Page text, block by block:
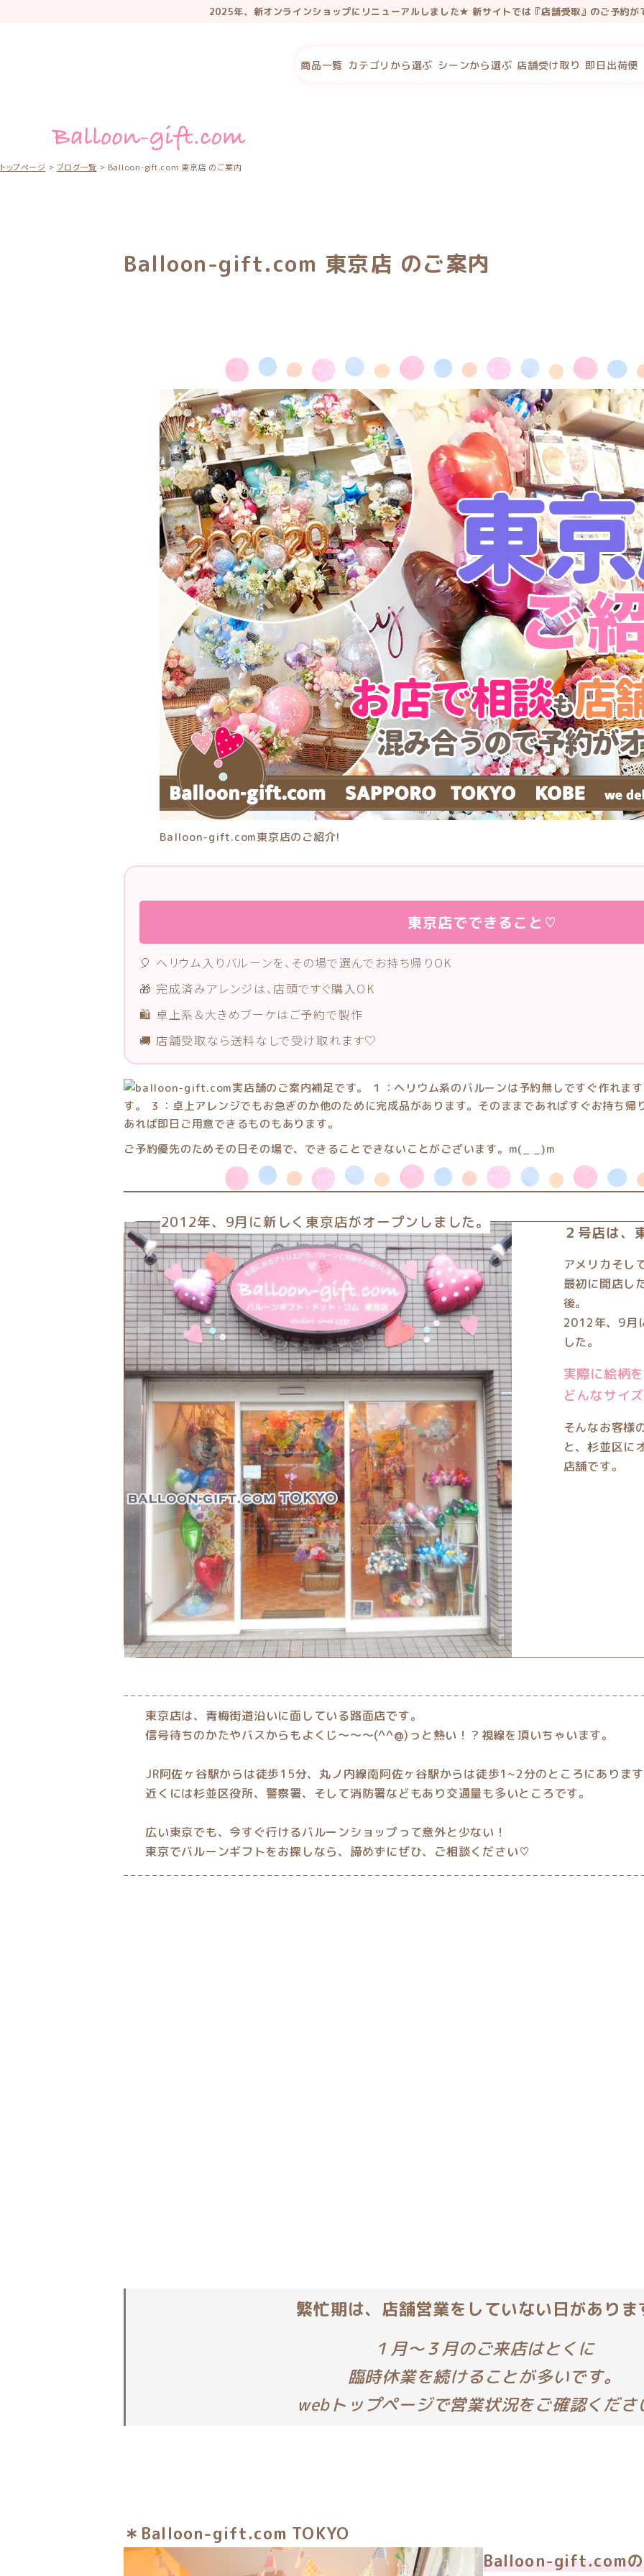
2025年、新オンラインショップにリニューアルしました★ 新サイトでは『店舗受取』のご予約
リニューアル記念で新規会員登録で100P・既存会員様も初回新サイトログインで100Pプ
商品一覧 カテゴリから選ぶ シーンから選ぶ 店舗受け取り 即日出荷便
トップページ ブログ一覧 Balloon-gift.com 東京店 のご案内
Balloon-gift.com 東京店 のご案内
Balloon-gift.com東京店のご紹介!
東京店でできること♡
🎈 ヘリウム入りバルーンを、その場で選んでお持ち帰りOK
🎁 完成済みアレンジは、店頭ですぐ購入OK
🛍 卓上系＆大きめブーケはご予約で製作
🚚 店舗受取なら送料なしで受け取れます♡
ご予約優先のためその日その場で、できることできないことがございます。m(_ _)m
2012年、9月に新しく東京店がオープンしました。
２号店は、
アメリカそし
最初に開店し
後。
2012年、9月
した。
実際に絵柄
どんなサイ
そんなお客様
と、杉並区に
店舗です。
東京店は、青梅街道沿いに面している路面店です。
信号待ちのかたやバスからもよくじ〜〜〜(^^@)っと熱い！？視線を頂いちゃいます。
JR阿佐ヶ谷駅からは徒歩15分、丸ノ内線南阿佐ヶ谷駅からは徒歩1~2分のところにありま
近くには杉並区役所、警察署、そして消防署などもあり交通量も多いところです。
広い東京でも、今すぐ行けるバルーンショップって意外と少ない！
東京でバルーンギフトをお探しなら、諦めずにぜひ、ご相談ください♡
繁忙期は、店舗営業をしていない日がありま
１月〜３月のご来店はとくに
臨時休業を続けることが多いです。
webトップページで営業状況をご確認くださ
＊Balloon-gift.com TOKYO
Balloon-gift.comの